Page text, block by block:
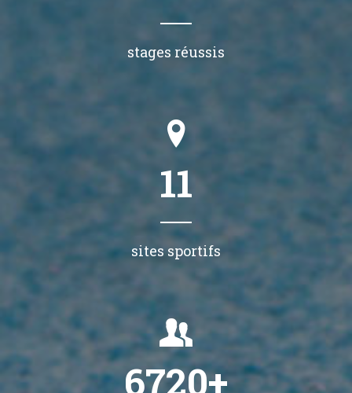
stages réussis
11
sites sportifs
7000+